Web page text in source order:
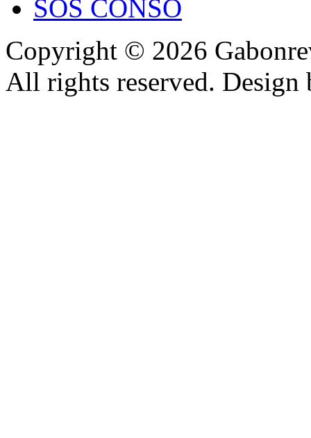
SOS CONSO
Copyright © 2026
All rights reserved.